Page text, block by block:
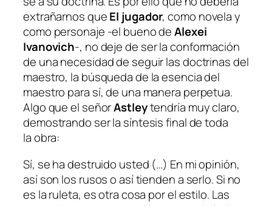
ex­tra­ñar­nos queEl ju­ga­dor, co­mo no­ve­la y
co­mo per­so­na­je ‑el bueno deAlexei
Ivanovich-, no de­je de ser la con­for­ma­ción
de una ne­ce­si­dad de se­guir las doc­tri­nas del
maes­tro, la bús­que­da de la esen­cia del
maes­tro pa­ra sí, de una ma­ne­ra per­pe­tua.
Algo que el se­ñorAstleyten­dría muy cla­ro,
de­mos­tran­do ser la sín­te­sis fi­nal de to­da
la obra:
Sí, se ha des­trui­do us­ted (…) En mi opi­nión,
así son los ru­sos o así tien­den a ser­lo. Si no
es la ru­le­ta, es otra co­sa por el es­ti­lo. Las